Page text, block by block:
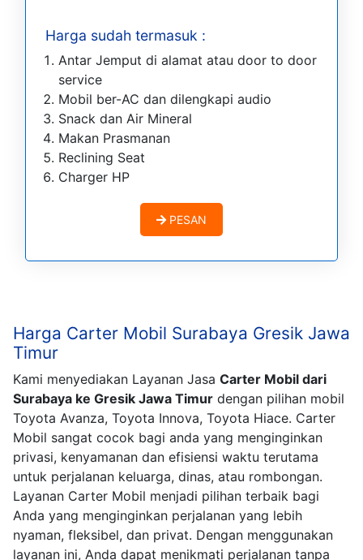
Harga sudah termasuk :
Antar Jemput di alamat atau door to door
service
Mobil ber-AC dan dilengkapi audio
Snack dan Air Mineral
Makan Prasmanan
Reclining Seat
Charger HP
PESAN
Harga Carter Mobil Surabaya Gresik Jawa
Timur
Kami menyediakan Layanan Jasa Carter Mobil dari
Surabaya ke Gresik Jawa Timur dengan pilihan mobil
Toyota Avanza, Toyota Innova, Toyota Hiace. Carter
Mobil sangat cocok bagi anda yang menginginkan
privasi, kenyamanan dan efisiensi waktu terutama
untuk perjalanan keluarga, dinas, atau rombongan.
Layanan Carter Mobil menjadi pilihan terbaik bagi
Anda yang menginginkan perjalanan yang lebih
nyaman, fleksibel, dan privat. Dengan menggunakan
layanan ini, Anda dapat menikmati perjalanan tanpa